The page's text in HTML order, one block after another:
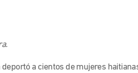
a cientos de mujeres